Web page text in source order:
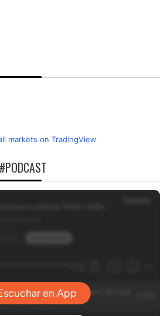
markets on TradingView